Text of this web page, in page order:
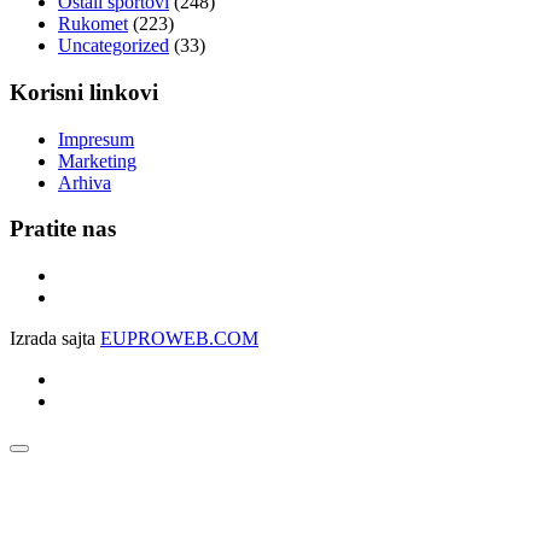
Rukomet (223)
Uncategorized (33)
Korisni linkovi
Impresum
Marketing
Arhiva
Pratite nas
Izrada sajta EUPROWEB.COM